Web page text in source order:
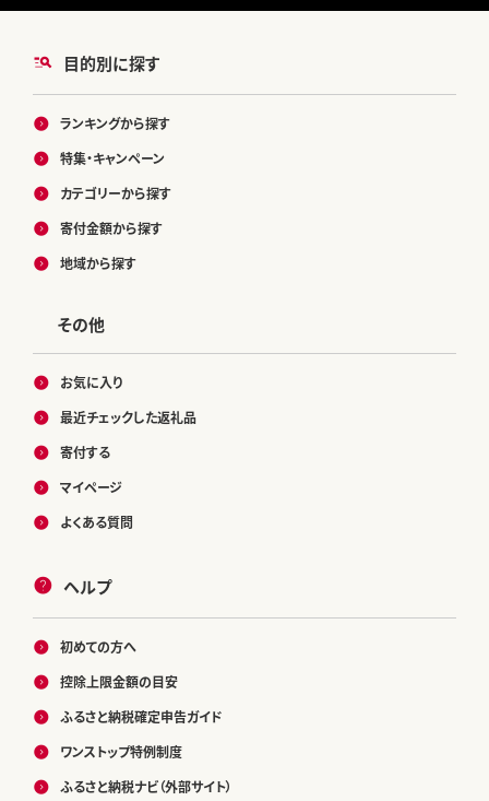
目的別に探す
ランキングから探す
特集・キャンペーン
カテゴリーから探す
寄付金額から探す
地域から探す
その他
お気に入り
最近チェックした返礼品
寄付する
マイページ
よくある質問
ヘルプ
初めての方へ
控除上限金額の目安
ふるさと納税確定申告ガイド
ワンストップ特例制度
ふるさと納税ナビ（外部サイト）